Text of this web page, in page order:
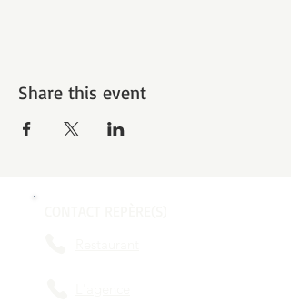
Share this event